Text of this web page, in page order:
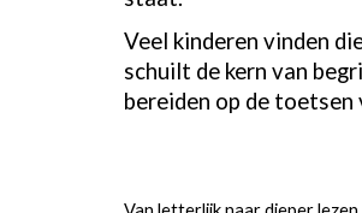
Veel kinderen vinden
schuilt de kern van
bereiden op de toetsen